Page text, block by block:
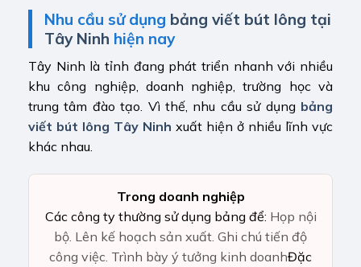
Nhu cầu sử dụng bảng viết bút lông tại
Tây Ninh hiện nay
Tây Ninh là tỉnh đang phát triển nhanh với nhiều
khu công nghiệp, doanh nghiệp, trường học và
trung tâm đào tạo. Vì thế, nhu cầu sử dụng bảng
viết bút lông Tây Ninh xuất hiện ở nhiều lĩnh vực
khác nhau.
Trong doanh nghiệp
Các công ty thường sử dụng bảng để: Họp nội
bộ. Lên kế hoạch sản xuất. Ghi chú tiến độ
công việc. Trình bày ý tưởng kinh doanhĐặc